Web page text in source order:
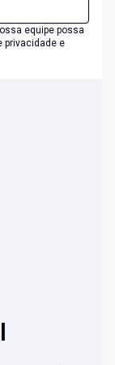
equipe possa
privacidade e